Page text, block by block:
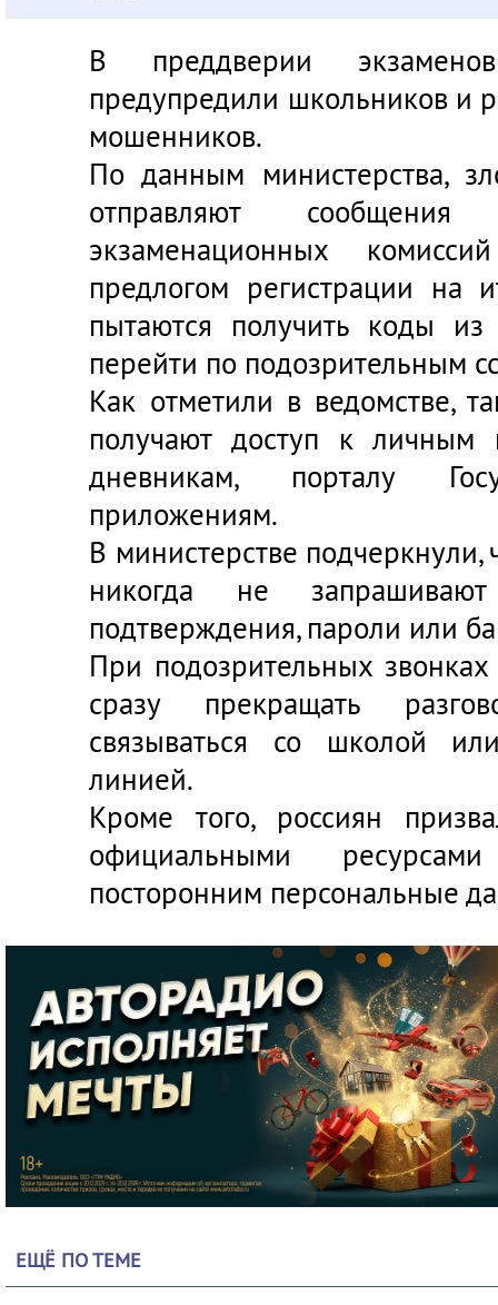
В преддверии
предупредили школьников и
мошенников.
По данным министерства,
отправляют
экзаменационных
предлогом регистрации на
пытаются получить коды
перейти по подозрительным
Как отметили в ведомстве,
получают доступ к личным
дневникам, порталу
приложениям.
В министерстве подчеркнули,
никогда не
подтверждения, пароли или
При подозрительных
сразу прекращать
связываться со школой
линией.
Кроме того, россиян
официальными
посторонним персональные
ЕЩЁ ПО ТЕМЕ